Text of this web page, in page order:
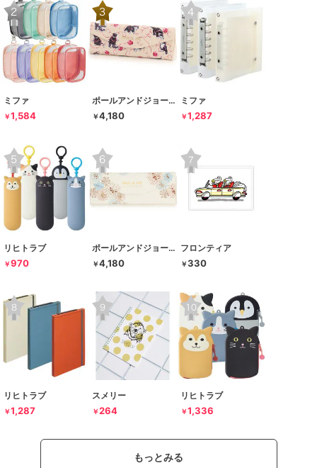
ミファ
￥1,584
ポールアンドジョー ラ･パペトリー
￥4,180
ミファ
￥1,287
リヒトラブ
￥970
ポールアンドジョー ラ･パペトリー
￥4,180
フロンティア
￥330
リヒトラブ
￥1,287
スメリー
￥264
リヒトラブ
￥1,336
もっとみる